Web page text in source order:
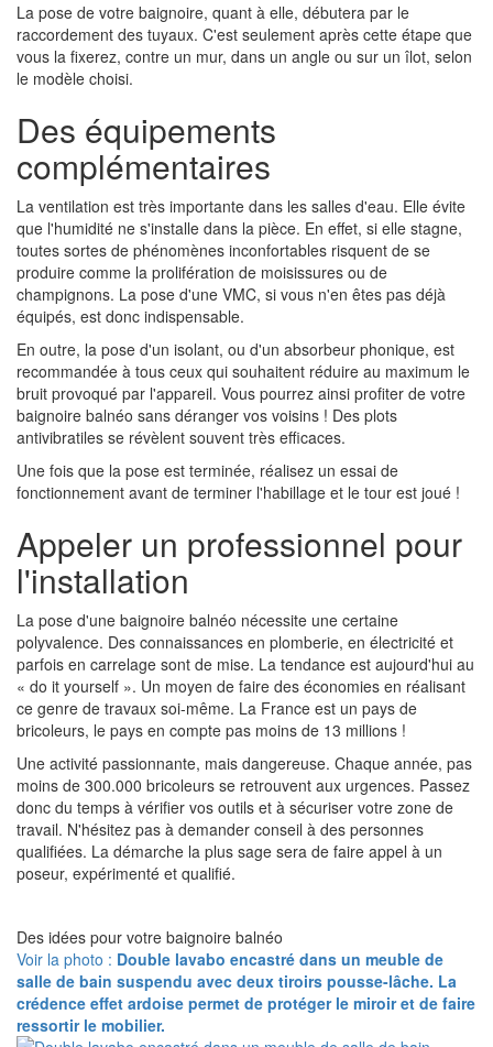
La pose de votre baignoire, quant à elle, débutera par le
raccordement des tuyaux. C'est seulement après cette étape que
vous la fixerez, contre un mur, dans un angle ou sur un îlot, selon
le modèle choisi.
Des équipements
complémentaires
La ventilation est très importante dans les salles d'eau. Elle évite
que l'humidité ne s'installe dans la pièce. En effet, si elle stagne,
toutes sortes de phénomènes inconfortables risquent de se
produire comme la prolifération de moisissures ou de
champignons. La pose d'une VMC, si vous n'en êtes pas déjà
équipés, est donc indispensable.
En outre, la pose d'un isolant, ou d'un absorbeur phonique, est
recommandée à tous ceux qui souhaitent réduire au maximum le
bruit provoqué par l'appareil. Vous pourrez ainsi profiter de votre
baignoire balnéo sans déranger vos voisins ! Des plots
antivibratiles se révèlent souvent très efficaces.
Une fois que la pose est terminée, réalisez un essai de
fonctionnement avant de terminer l'habillage et le tour est joué !
Appeler un professionnel pour
l'installation
La pose d'une baignoire balnéo nécessite une certaine
polyvalence. Des connaissances en plomberie, en électricité et
parfois en carrelage sont de mise. La tendance est aujourd'hui au
« do it yourself ». Un moyen de faire des économies en réalisant
ce genre de travaux soi-même. La France est un pays de
bricoleurs, le pays en compte pas moins de 13 millions !
Une activité passionnante, mais dangereuse. Chaque année, pas
moins de 300.000 bricoleurs se retrouvent aux urgences. Passez
donc du temps à vérifier vos outils et à sécuriser votre zone de
travail. N'hésitez pas à demander conseil à des personnes
qualifiées. La démarche la plus sage sera de faire appel à un
poseur, expérimenté et qualifié.
Des idées pour votre baignoire balnéo
Voir la photo : Double lavabo encastré dans un meuble de
salle de bain suspendu avec deux tiroirs pousse-lâche. La
crédence effet ardoise permet de protéger le miroir et de faire
ressortir le mobilier.